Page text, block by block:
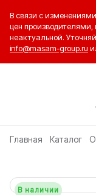
В связи с
цен
неактуальной.
info@masam-group.ru
Главная Каталог
В наличии